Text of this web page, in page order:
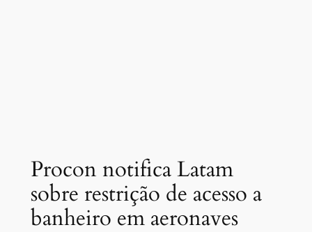
Procon notifica Latam
sobre restrição de acesso a
banheiro em aeronaves